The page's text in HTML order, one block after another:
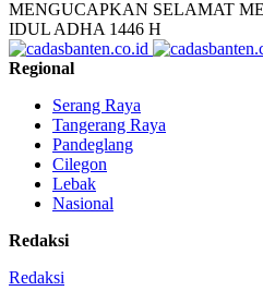
Regional
Serang Raya
Tangerang Raya
Pandeglang
Cilegon
Lebak
Nasional
Redaksi
Redaksi